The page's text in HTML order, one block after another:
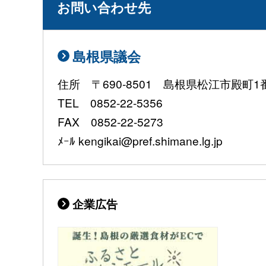
お問い合わせ先
島根県議会
住所 〒690-8501 島根県松江市殿町1
TEL 0852-22-5356
FAX 0852-22-5273
ﾒｰﾙ kengikai@pref.shimane.lg.jp
企業広告